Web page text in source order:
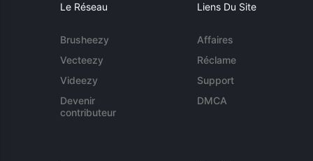
Le Réseau
Brusheezy
Vecteezy
Videezy
Devenir
contributeur
Liens Du Site
Affaires
Réclame
Support
DMCA